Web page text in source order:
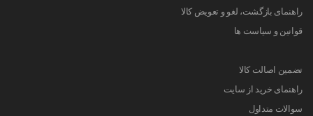
راهنمای بازگشت، لغو و تعویض کالا
قوانین و سیاست ها
تضمین اصالت کالا
راهنمای خرید از سایت
سوالات متداول